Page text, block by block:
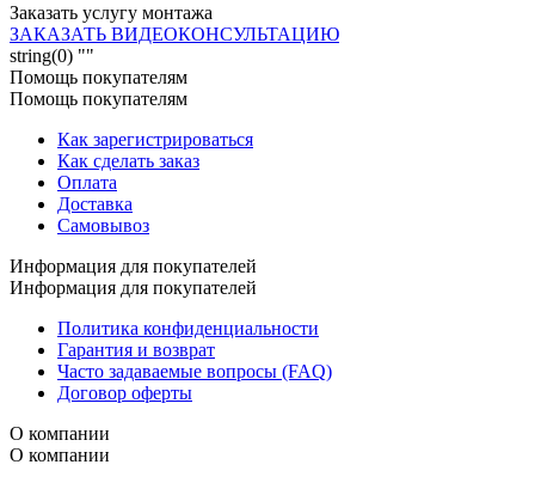
Заказать услугу монтажа
ЗАКАЗАТЬ ВИДЕОКОНСУЛЬТАЦИЮ
string(0) ""
Помощь покупателям
Помощь покупателям
Как зарегистрироваться
Как сделать заказ
Оплата
Доставка
Самовывоз
Информация для покупателей
Информация для покупателей
Политика конфиденциальности
Гарантия и возврат
Часто задаваемые вопросы (FAQ)
Договор оферты
О компании
О компании